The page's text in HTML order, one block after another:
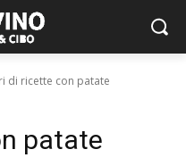
di ricette con patate
patate